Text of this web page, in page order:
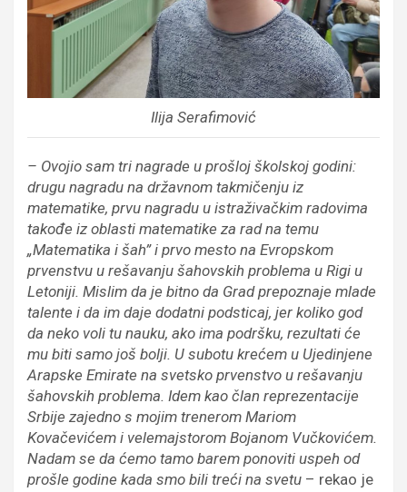
Ilija Serafimović
– Ovojio sam tri nagrade u prošloj školskoj godini:
drugu nagradu na državnom takmičenju iz
matematike, prvu nagradu u istraživačkim radovima
takođe iz oblasti matematike za rad na temu
„Matematika i šah” i prvo mesto na Evropskom
prvenstvu u rešavanju šahovskih problema u Rigi u
Letoniji. Mislim da je bitno da Grad prepoznaje mlade
talente i da im daje dodatni podsticaj, jer koliko god
da neko voli tu nauku, ako ima podršku, rezultati će
mu biti samo još bolji. U subotu krećem u Ujedinjene
Arapske Emirate na svetsko prvenstvo u rešavanju
šahovskih problema. Idem kao član reprezentacije
Srbije zajedno s mojim trenerom Mariom
Kovačevićem i velemajstorom Bojanom Vučkovićem.
Nadam se da ćemo tamo barem ponoviti uspeh od
prošle godine kada smo bili treći na svetu – rekao je